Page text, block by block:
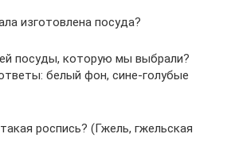
изготовлена посуда?
посуды, которую мы выбрали?
белый фон, сине-голубые
роспись? (Гжель, гжельская